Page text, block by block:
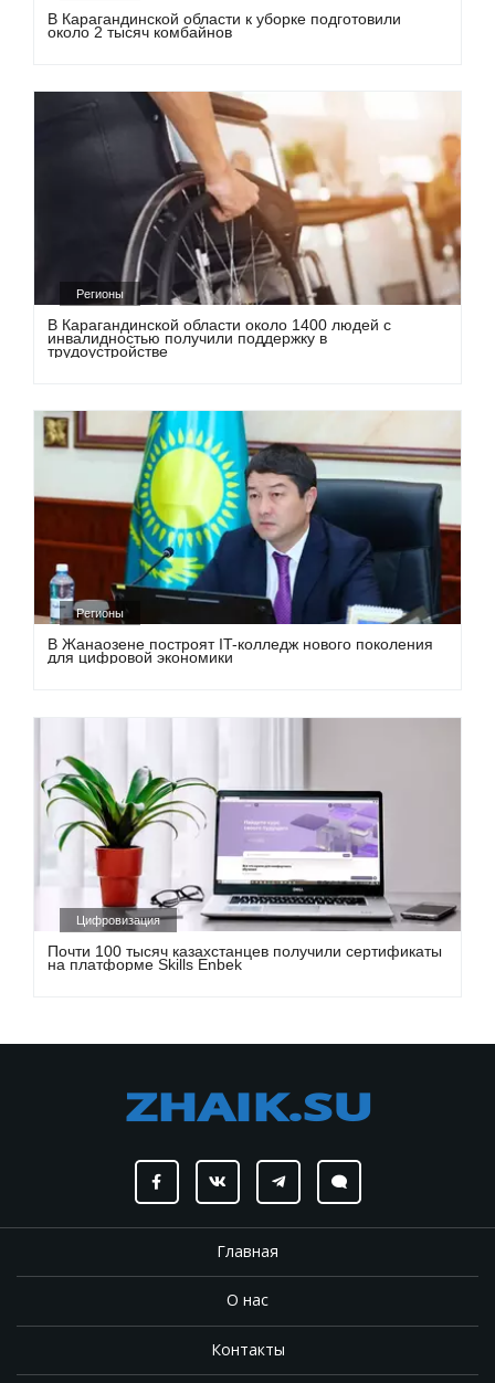
В Карагандинской области к уборке подготовили
около 2 тысяч комбайнов
Регионы
В Карагандинской области около 1400 людей с
инвалидностью получили поддержку в
трудоустройстве
Регионы
В Жанаозене построят IT-колледж нового поколения
для цифровой экономики
Цифровизация
Почти 100 тысяч казахстанцев получили сертификаты
на платформе Skills Enbek
Главная
О нас
Контакты